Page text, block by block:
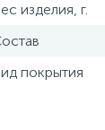
изделия, г.
покрытия